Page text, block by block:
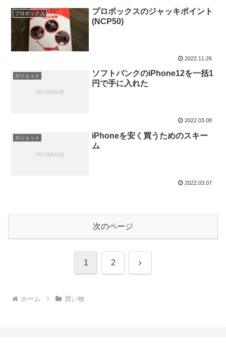
プロボックス
プロボックスのジャッキポイント
(NCP50)
2022.11.26
ガジェット
ソフトバンクのiPhone12を一括1
円で手に入れた
2022.03.08
ガジェット
iPhoneを安く買うためのスキー
ム
2022.03.07
次のページ
1 2 次
ホーム 買い物